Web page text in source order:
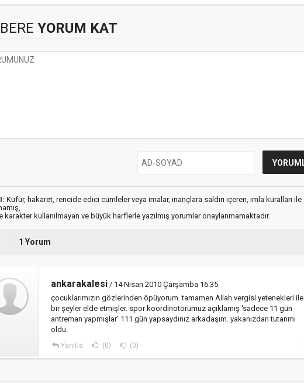
YORUM KAT
Küfür, hakaret, rencide edici cümleler veya imalar, inançlara saldırı içeren, imla kuralları ile
karakter kullanılmayan ve büyük harflerle yazılmış yorumlar onaylanmamaktadır.
1 Yorum
ankarakalesi / 14 Nisan 2010 Çarşamba 16:35
çocuklarımızın gözlerinden öpüyorum. tamamen Allah vergisi yetenekleri ile
bir şeyler elde etmişler. spor koordinotörümüz açıklamış 'sadece 11 gün
antreman yapmışlar' 111 gün yapsaydınız arkadaşım. yakanızdan tutanmı
oldu.
Yanıtla (0) (0)